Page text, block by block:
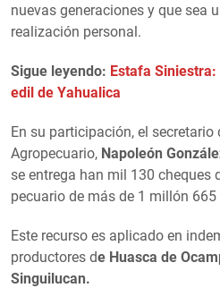
nuevas generaciones y que sea
realización personal.
Sigue leyendo: Estafa
edil de Yahualica
En su participación, el secretario
Agropecuario, Napoleón
se entrega han mil 130 cheques
pecuario de más de 1 millón
Este recurso es aplicado en
productores de Huasca de
Singuilucan.